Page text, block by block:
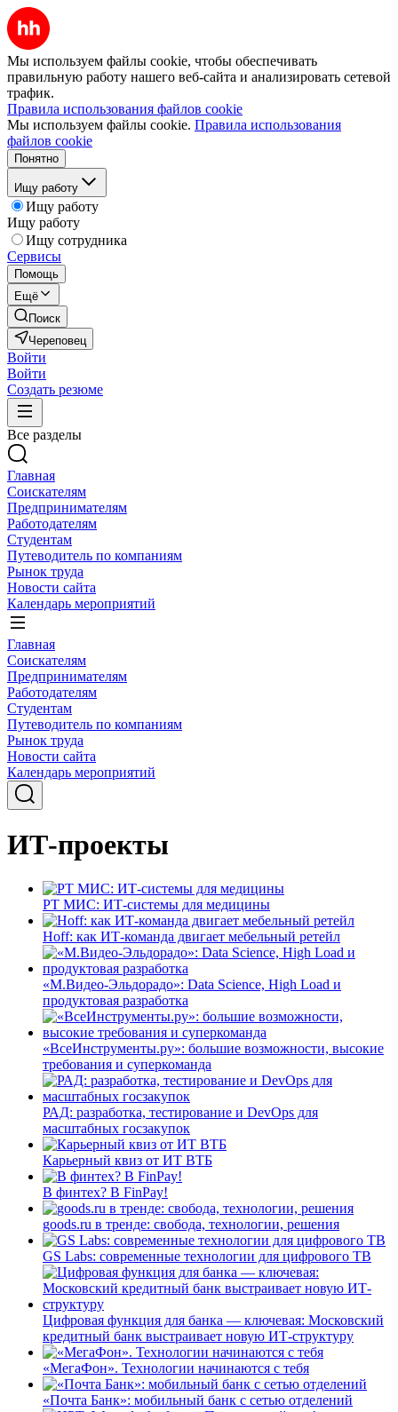
Мы используем файлы cookie, чтобы обеспечивать
правильную работу нашего веб-сайта и анализировать сетевой
трафик.
Правила использования файлов cookie
Мы используем файлы cookie. Правила использования
файлов cookie
Понятно
Ищу работу
Ищу работу
Ищу работу
Ищу сотрудника
Сервисы
Помощь
Ещё
Поиск
Череповец
Войти
Войти
Создать резюме
Все разделы
Главная
Соискателям
Предпринимателям
Работодателям
Студентам
Путеводитель по компаниям
Рынок труда
Новости сайта
Календарь мероприятий
Главная
Соискателям
Предпринимателям
Работодателям
Студентам
Путеводитель по компаниям
Рынок труда
Новости сайта
Календарь мероприятий
ИТ-проекты
РТ МИС: ИТ-системы для медицины
Hoff: как ИТ-команда двигает мебельный ретейл
«М.Видео-Эльдорадо»: Data Science, High Load и
продуктовая разработка
«ВсеИнструменты.ру»: большие возможности, высокие
требования и суперкоманда
РАД: разработка, тестирование и DevOps для
масштабных госзакупок
Карьерный квиз от ИТ ВТБ
В финтех? В FinPay!
goods.ru в тренде: свобода, технологии, решения
GS Labs: современные технологии для цифрового ТВ
Цифровая функция для банка — ключевая: Московский
кредитный банк выстраивает новую ИТ-структуру
«МегаФон». Технологии начинаются с тебя
«Почта Банк»: мобильный банк с сетью отделений